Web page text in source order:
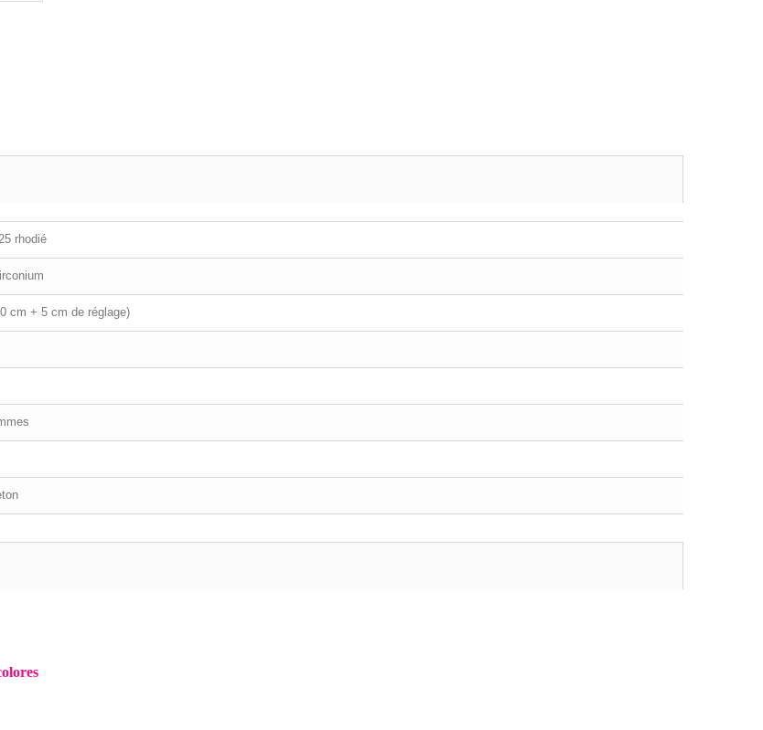
rhodié
cm + 5 cm de réglage)